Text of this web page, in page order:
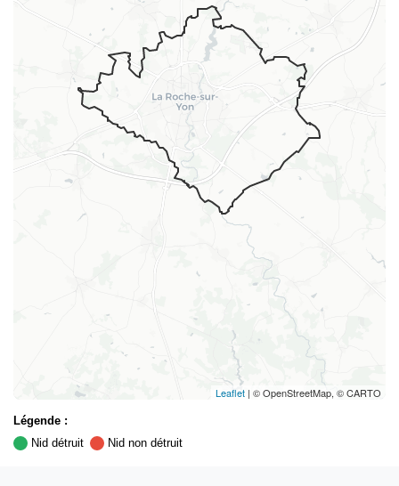
Leaflet | © OpenStreetMap, © CARTO
Légende :
Nid détruit
Nid non détruit